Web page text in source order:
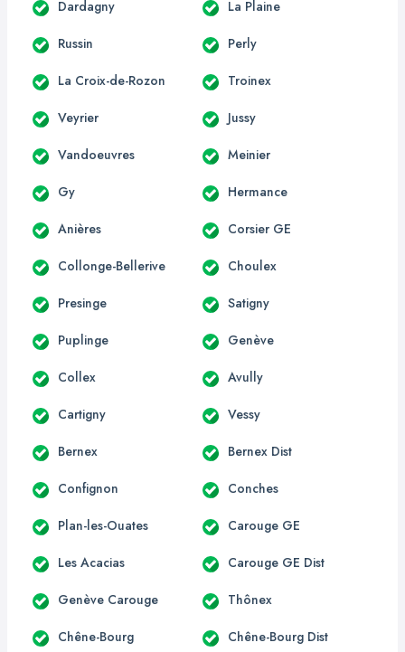
Dardagny La Plaine
Russin Perly
La Croix-de-Rozon Troinex
Veyrier Jussy
Vandoeuvres Meinier
Gy Hermance
Anières Corsier GE
Collonge-Bellerive Choulex
Presinge Satigny
Puplinge Genève
Collex Avully
Cartigny Vessy
Bernex Bernex Dist
Confignon Conches
Plan-les-Ouates Carouge GE
Les Acacias Carouge GE Dist
Genève Carouge Thônex
Chêne-Bourg Chêne-Bourg Dist